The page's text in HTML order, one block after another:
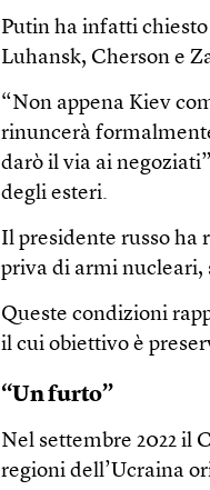
Putin ha infatti
Luhansk, Cherson e
“Non appena Kiev
rinuncerà
darò il via ai
degli esteri.
Il presidente russo ha
priva di armi nucleari,
Queste condizioni
il cui obiettivo è
“Un furto”
Nel settembre 2022 il
regioni dell’Ucraina